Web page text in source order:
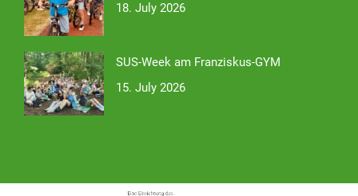
18. July 2026
SUS-Week am Franziskus-GYM
15. July 2026